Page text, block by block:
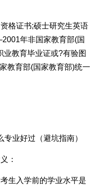
格证书;硕士研究生英语
年非国家教育部(国
业教育毕业证或?有验图
教育部(国家教育部)统一
业好过（避坑指南）
：
生入学前的学业水平是